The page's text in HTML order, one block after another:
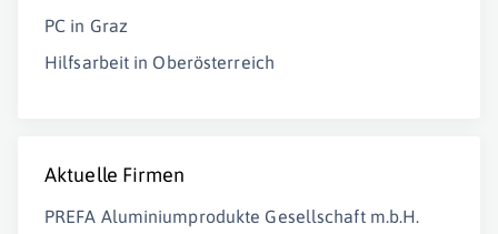
PC in Graz
Hilfsarbeit in Oberösterreich
Aktuelle Firmen
PREFA Aluminiumprodukte Gesellschaft m.b.H.